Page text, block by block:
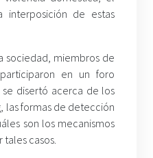
de estas
sociedad, miembros de
en un foro
disertó acerca de los
las formas de detección
son los mecanismos
casos.